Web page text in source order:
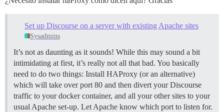
Set up Discourse on a server with existing Apache sites
Sysadmins
It’s not as daunting as it sounds! While this may sound a bit
intimidating at first, it’s really not all that bad. You basically
need to do two things: Install HAProxy (or an alternative)
which will take over port 80 and then divert your Discourse
traffic to your docker container, and all your other sites to your
usual Apache set-up. Let Apache know which port to listen for.